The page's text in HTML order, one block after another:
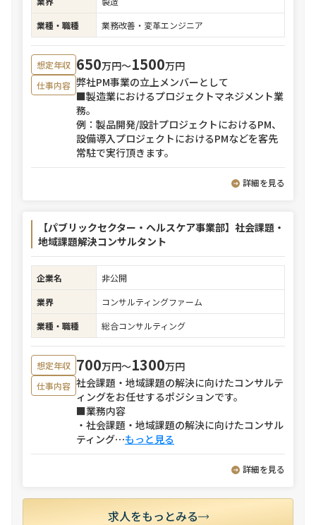
業種・職種
業務改善・変革エンジニア
想定年収 650万円〜1500万円
仕事内容 弊社PM事業の立上メンバーとして
■製造業におけるプロジェクトマネジメント業
務。
例：製品開発/設計プロジェクトにおけるPM、
設備導入プロジェクトにおけるPMなどを客先
常駐で実行頂きます。
詳細を見る
【パブリックセクター・ヘルスケア事業部】社会課題・
地域課題解決コンサルタント
企業名
非公開
業界
コンサルティングファーム
業種・職種
総合コンサルティング
想定年収 700万円〜1300万円
仕事内容 社会課題・地域課題の解決に向けたコンサルテ
ィングをお任せするポジションです。
■業務内容
・社会課題・地域課題の解決に向けたコンサル
ティング⋯もっと見る
詳細を見る
求人をもっとみる